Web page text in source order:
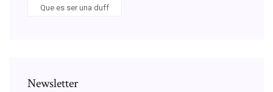
Que es ser una duff
Newsletter